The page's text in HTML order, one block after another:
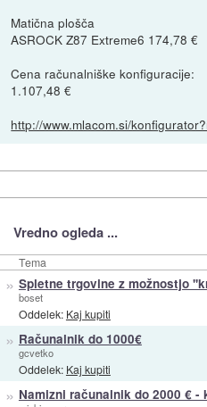
Matična plošča
ASROCK Z87 Extreme6 174,78 €
Cena računalniške konfiguracije:
1.107,48 €
http://www.mlacom.si/
Vredno ogleda ...
Tema
» Spletne trgovine z možnostjo
boset
Oddelek: Kaj kupiti
» Računalnik do 1000€
gcvetko
Oddelek: Kaj kupiti
» Namizni računalnik do 2000 €